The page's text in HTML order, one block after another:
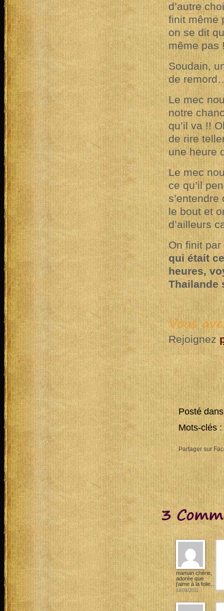
d’autre
finit même
on se dit
même pas
Soudain,
de
Le mec
notre
qu’il va !!
de rire
une heure
Le mec
ce qu’il
s’entendre
le bout et
d’ailleurs
On finit
qui était
heures,
Thailande
Vous
Rejoignez
Posté
Mots-clés :
Partager sur
3
maman chérie,
adorée que
j'aime à la folie...
14/04/2011